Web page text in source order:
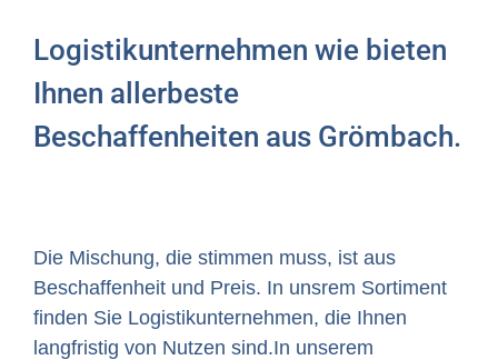
Logistikunternehmen wie bieten
Ihnen allerbeste
Beschaffenheiten aus Grömbach.
Die Mischung, die stimmen muss, ist aus
Beschaffenheit und Preis. In unsrem Sortiment
finden Sie Logistikunternehmen, die Ihnen
langfristig von Nutzen sind.In unserem